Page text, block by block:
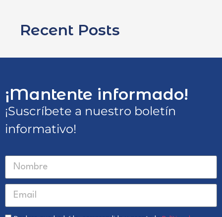
Recent Posts
¡Mantente informado!
¡Suscríbete a nuestro boletín
informativo!